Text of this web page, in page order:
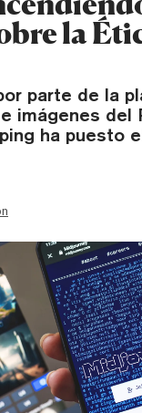
la
parte de la
imágenes del
ha puesto